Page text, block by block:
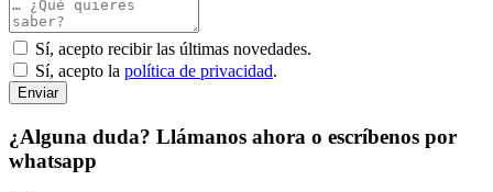
Sí, acepto recibir las últimas novedades.
Sí, acepto la política de privacidad.
Enviar
¿Alguna duda? Llámanos ahora o escríbenos por
whatsapp